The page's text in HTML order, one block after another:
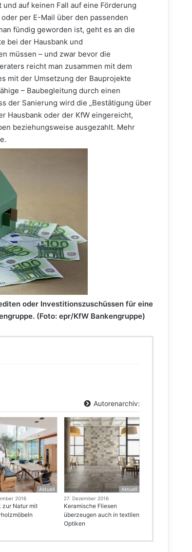
auf keinen Fall auf eine Förderung
per E-Mail über den passenden
fündig geworden ist, geht es an die
bei der Hausbank und
müssen – und zwar bevor die
reicht man zusammen mit dem
mit der Umsetzung der Bauprojekte
– Baubegleitung durch einen
der Sanierung wird die „Bestätigung über
Hausbank oder der KfW eingereicht,
beziehungsweise ausgezahlt. Mehr
oder Investitionszuschüssen für eine
(Foto: epr/KfW Bankengruppe)
Autorenarchiv:
Aktuell
2016
zur Natur mit
Aktuell
27. Dezember 2016
Keramische Fliesen
überzeugen auch in textilen
Optiken